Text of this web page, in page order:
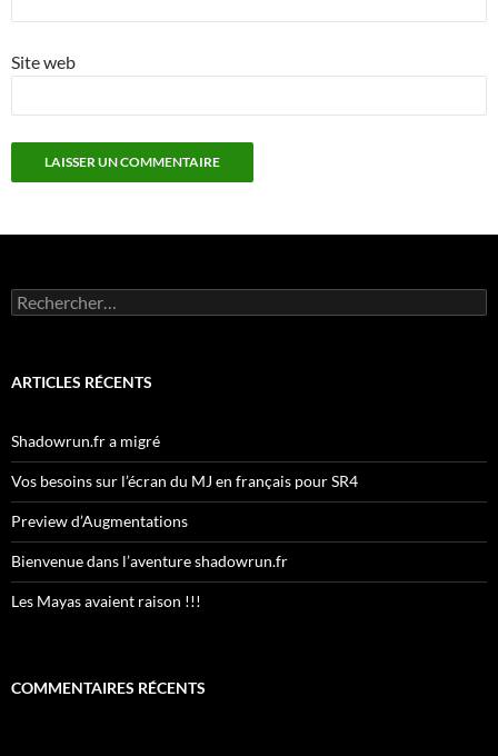
Site web
Rechercher :
ARTICLES RÉCENTS
Shadowrun.fr a migré
Vos besoins sur l’écran du MJ en français pour SR4
Preview d’Augmentations
Bienvenue dans l’aventure shadowrun.fr
Les Mayas avaient raison !!!
COMMENTAIRES RÉCENTS